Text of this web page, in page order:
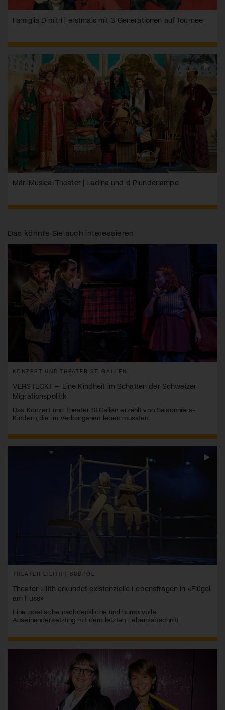
Famiglia Dimitri | erstmals mit 3 Generationen auf Tournee
MärliMusical Theater | Ladina und d Plunderlampe
Das könnte Sie auch interessieren
KONZERT UND THEATER ST. GALLEN
VERSTECKT – Eine Kindheit im Schatten der Schweizer
Migrationspolitik
Das Konzert und Theater St.Gallen erzählt von Saisonniers-
Kindern, die im Verborgenen leben mussten.
THEATER LILITH | SÜDPOL
Theater Lilith erkundet existenzielle Lebensfragen in «Flügel
am Fuss»
Eine poetische, nachdenkliche und humorvolle
Auseinandersetzung mit dem letzten Lebensabschnitt